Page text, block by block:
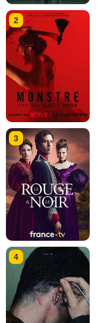
2
3
4